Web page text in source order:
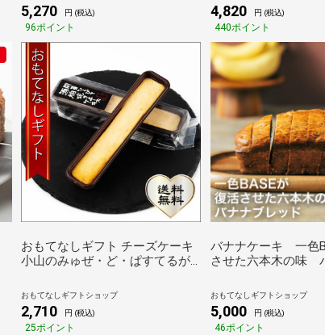
5,270 円 (税込)
96ポイント
4,820 円 (税込)
440ポイント
おもてなしギフト チーズケーキ
小山のみゅぜ・ど・ぱすてるが
ケーキ6個セット
おもてなしギフトショップ
2,710 円 (税込)
25ポイント
バナナケーキ 一色
させた六本木の味
おもてなしギフトショップ
5,000 円 (税込)
46ポイント